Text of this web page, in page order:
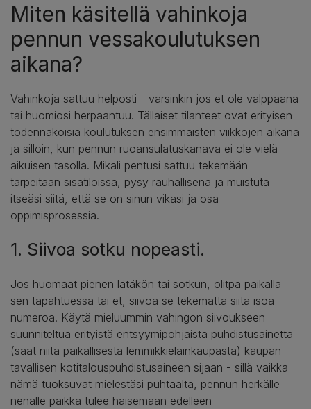
Miten käsitellä vahinkoja
pennun vessakoulutuksen
aikana?
Vahinkoja sattuu helposti - varsinkin jos et ole valppaana
tai huomiosi herpaantuu. Tällaiset tilanteet ovat erityisen
todennäköisiä koulutuksen ensimmäisten viikkojen aikana
ja silloin, kun pennun ruoansulatuskanava ei ole vielä
aikuisen tasolla. Mikäli pentusi sattuu tekemään
tarpeitaan sisätiloissa, pysy rauhallisena ja muistuta
itseäsi siitä, että se on sinun vikasi ja osa
oppimisprosessia.
1. Siivoa sotku nopeasti.
Jos huomaat pienen lätäkön tai sotkun, olitpa paikalla
sen tapahtuessa tai et, siivoa se tekemättä siitä isoa
numeroa. Käytä mieluummin vahingon siivoukseen
suunniteltua erityistä entsyymipohjaista puhdistusainetta
(saat niitä paikallisesta lemmikkieläinkaupasta) kaupan
tavallisen kotitalouspuhdistusaineen sijaan - sillä vaikka
nämä tuoksuvat mielestäsi puhtaalta, pennun herkälle
nenälle paikka tulee haisemaan edelleen